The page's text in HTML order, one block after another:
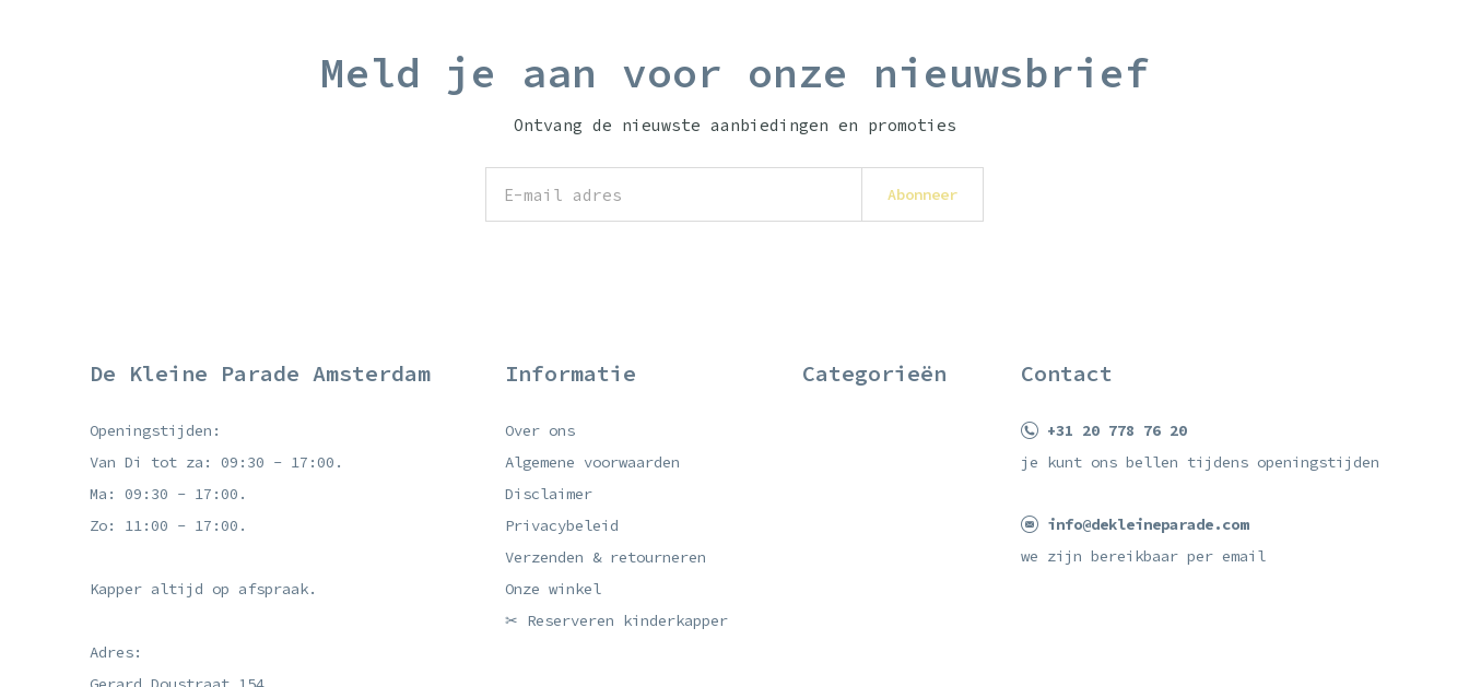
Meld je aan voor onze nieuwsbrief
Ontvang de nieuwste aanbiedingen en promoties
Abonneer
De Kleine Parade Amsterdam
Openingstijden:
Van Di tot za: 09:30 - 17:00.
Ma: 09:30 - 17:00.
Zo: 11:00 - 17:00.
Kapper altijd op afspraak.
Adres:
Informatie
Over ons
Algemene voorwaarden
Disclaimer
Privacybeleid
Verzenden & retourneren
Onze winkel
✂ Reserveren kinderkapper
Categorieën Contact
+31 20 778 76 20
je kunt ons bellen tijdens openingstijden
info@dekleineparade.com
we zijn bereikbaar per email